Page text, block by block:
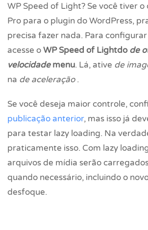
WP Speed of Light? Se você tiver
Pro para o plugin do WordPress,
precisa fazer nada. Para
acesse oWP Speed of Lightdode
velocidademenu. Lá, ative de
na de aceleração.
Se você deseja maior controle,
publicação anterior, mas isso já
para testar lazy loading. Na
praticamente isso. Com lazy
arquivos de mídia serão
quando necessário, incluindo o
desfoque.